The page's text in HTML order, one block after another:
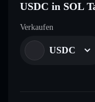
USDC in SOL
Verkaufen
USDC